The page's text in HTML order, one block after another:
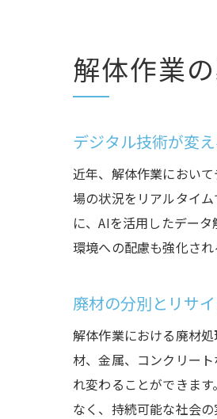
解体作業
デジタル技術が変
近年、解体作業におい
場の状況をリアルタイ
に、AIを活用したデー
環境への配慮も強化さ
廃材の分別とリサ
解体作業における廃材
材、金属、コンクリー
れ変わることができま
なく、持続可能な社会の